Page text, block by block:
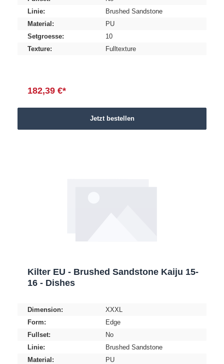
Linie:
Brushed Sandstone
Material:
PU
Setgroesse:
10
Texture:
Fulltexture
182,39 €*
Jetzt bestellen
Kilter EU - Brushed Sandstone Kaiju 15-
16 - Dishes
Dimension:
XXXL
Form:
Edge
Fullset:
No
Linie:
Brushed Sandstone
Material:
PU